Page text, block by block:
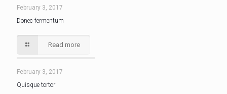
February 3, 2017
Donec fermentum
Read more
February 3, 2017
Quisque tortor